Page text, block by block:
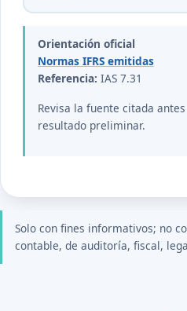
Orientación oficial
Normas IFRS emitidas
Referencia: IAS 7.31
Revisa la fuente citada
resultado preliminar.
Solo con fines informativos; no
contable, de auditoría, fiscal,